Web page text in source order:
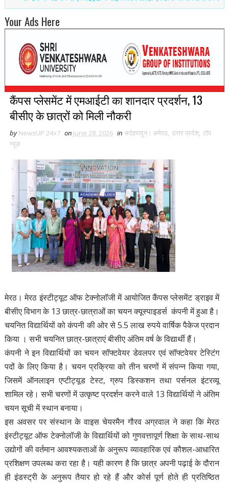
Your Ads Here
कैंपस प्लेसमेंट में एमआईटी का शानदार प्रदर्शन, 13
बीसीए के छात्रों को मिली नौकरी
by NewsUP 24x7 on June 28, 2026 in #देहरादून। #मेरठ, उत्तर प्रदेश, टॉप
न्यूज़
मेरठ। मेरठ इंस्टीट्यूट ऑफ टेक्नोलॉजी में आयोजित कैंपस प्लेसमेंट ड्राइव में
बीसीए विभाग के 13 छात्र-छात्राओं का चयन क्यूस्पाइडर्स कंपनी में हुआ है।
चयनित विद्यार्थियों को कंपनी की ओर से 5.5 लाख रुपये वार्षिक पैकेज प्रदान
किया । सभी चयनित छात्र-छात्राएं बीसीए अंतिम वर्ष के विद्यार्थी हैं।
कंपनी ने इन विद्यार्थियों का चयन सॉफ्टवेयर डेवलपर एवं सॉफ्टवेयर टेस्टिंग
पदों के लिए किया है। चयन प्रक्रिया को तीन चरणों में संपन्न किया गया,
जिसमें ऑनलाइन एप्टीट्यूड टेस्ट, ग्रुप डिस्कशन तथा पर्सनल इंटरव्यू
शामिल रहे। सभी चरणों में उत्कृष्ट प्रदर्शन करने वाले 13 विद्यार्थियों ने अंतिम
चयन सूची में स्थान बनाया।
इस अवसर पर संस्थान के वाइस चेयरमैन गौरव अग्रवाल ने कहा कि मेरठ
इंस्टीट्यूट ऑफ टेक्नोलॉजी के विद्यार्थियों को गुणवत्तापूर्ण शिक्षा के साथ-साथ
उद्योगों की वर्तमान आवश्यकताओं के अनुरूप व्यावहारिक एवं कौशल-आधारित
प्रशिक्षण उपलब्ध करा रहा है। यही कारण है कि छात्र अपनी पढ़ाई के दौरान
ही इंडस्ट्री के अनुरूप तैयार हो रहे हैं और कोर्स पूर्ण होते ही प्रतिष्ठित